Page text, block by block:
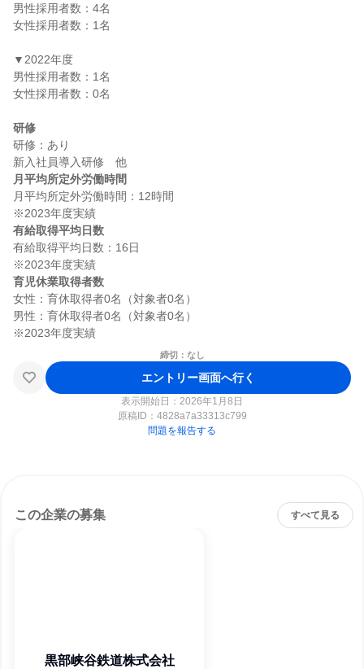
男性採用者数：4名
女性採用者数：1名
▼2022年度
男性採用者数：1名
女性採用者数：0名
研修
研修：あり
月平均所定外労働時間
月平均所定外労働時間：12時間
有給取得平均日数
有給取得平均日数：16日
育児休業取得者数
女性：育休取得者0名（対象者0名）
男性：育休取得者0名（対象者0名）
締切：なし
エントリー画面へ行く
表示開始日：2026年1月8日
原稿ID： 4828a7a33313c799
問題を報告する
この企業の募集 すべて見る
黒部峡谷鉄道株式会社